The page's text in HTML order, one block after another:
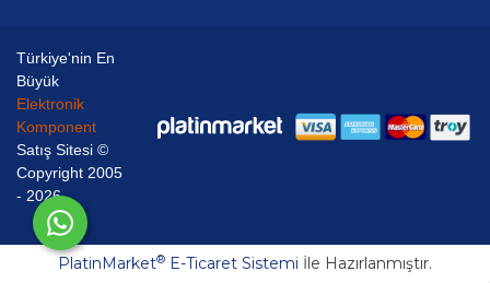
Türkiye'nin En
Büyük
Elektronik
Komponent
Satış Sitesi ©
Copyright 2005
- 2026
PlatinMarket® E-Ticaret Sistemi İle Hazırlanmıştır.